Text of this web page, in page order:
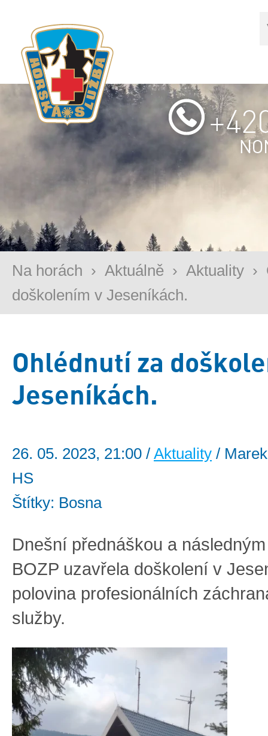
Na horách › Aktuálně › Aktuality ›
doškolením v Jeseníkách.
Ohlédnutí za
Jeseníkách.
26. 05. 2023, 21:00 / Aktuality /
HS
Štítky: Bosna
Dnešní přednáškou a
BOZP uzavřela doškolení v
polovina profesionálních
služby.